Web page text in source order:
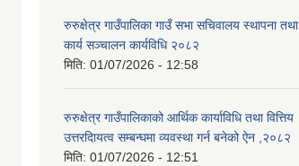
रुरुक्षेत्र गाउँपालिका गाउँ सभा सचिवालय स्थापना तथा
कार्य सञ्चालन कार्यविधि २०८२
मिति: 01/07/2026 - 12:58
रुरुक्षेत्र गाउँपालिकाको आर्थिक कार्याविधि तथा वित्तिय
उत्तरदाियत्व सम्बन्घमा व्यवस्था गर्न बनेको ऐन ,२०८२
मिति: 01/07/2026 - 12:51